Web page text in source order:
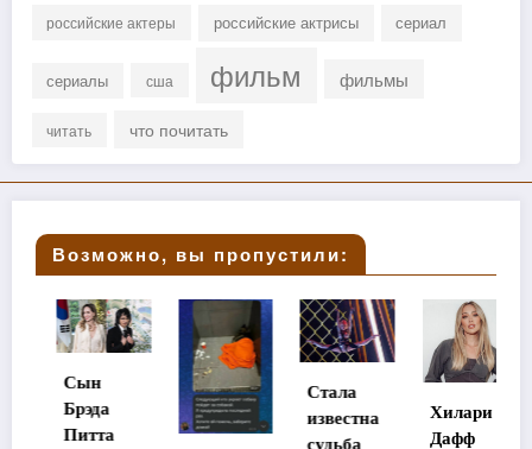
российские актеры российские актрисы сериал
сериалы сша фильм фильмы
читать что почитать
Возможно, вы пропустили:
Стала
известна
Хилари
Дафф
Мэтт
Диллон
станет